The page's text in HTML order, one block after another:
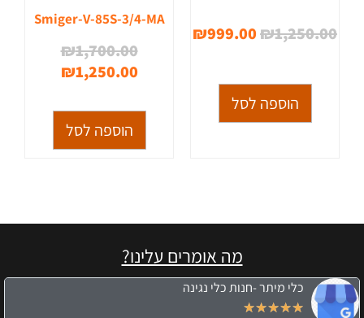
₪1,250.00
₪999.00
הוספה לסל
Smiger-V-85S-3/4-MA
₪1,700.00
₪1,250.00
הוספה לסל
מה אומרים עלינו?
כלי מיתר -חנות כלי נגינה
★
★
★
★
★